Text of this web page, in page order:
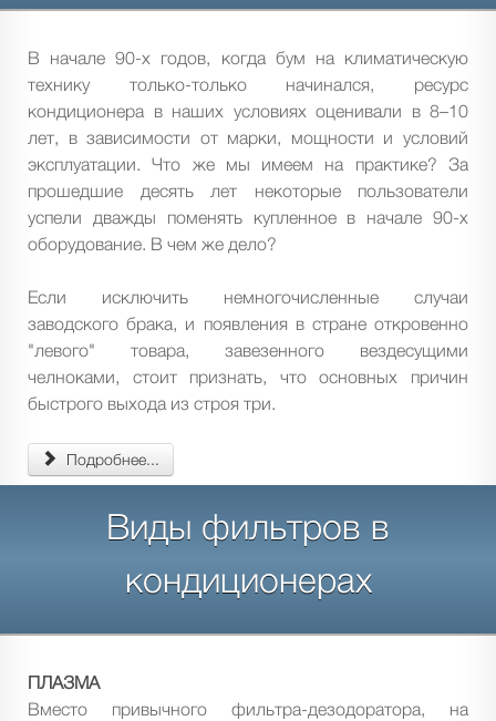
В начале 90-х годов, когда бум на климатическую
технику только-только начинался, ресурс
кондиционера в наших условиях оценивали в 8–10
лет, в зависимости от марки, мощности и условий
эксплуатации. Что же мы имеем на практике? За
прошедшие десять лет некоторые пользователи
успели дважды поменять купленное в начале 90-х
оборудование. В чем же дело?
Если исключить немногочисленные случаи
заводского брака, и появления в стране откровенно
"левого" товара, завезенного вездесущими
челноками, стоит признать, что основных причин
быстрого выхода из строя три.
Подробнее...
Виды фильтров в
кондиционерах
ПЛАЗМА
Вместо привычного фильтра-дезодоратора, на